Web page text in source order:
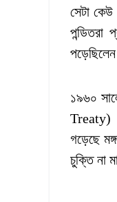
সেটা
পন্ডিতরা
১৯৬০
Treaty)
গড়েছে
চুক্তি না